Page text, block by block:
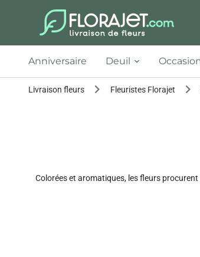
Anniversaire Deuil
Livraison fleurs Fleuristes Florajet
Colorées et aromatiques, les fleurs